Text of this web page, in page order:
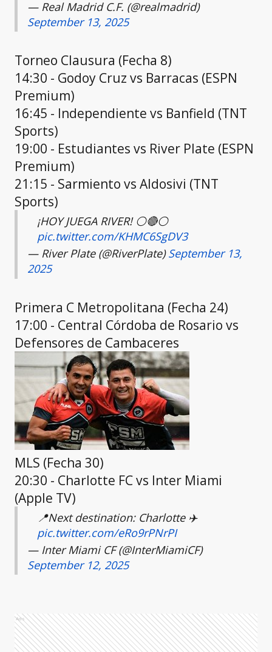
— Real Madrid C.F. (@realmadrid)
September 13, 2025
Torneo Clausura (Fecha 8)
14:30 - Godoy Cruz vs Barracas (ESPN
Premium)
16:45 - Independiente vs Banfield (TNT
Sports)
19:00 - Estudiantes vs River Plate (ESPN
Premium)
21:15 - Sarmiento vs Aldosivi (TNT
Sports)
¡HOY JUEGA RIVER! ⚪🔴⚪
pic.twitter.com/KHMC6SgDV3
— River Plate (@RiverPlate)September 13,
2025
Primera C Metropolitana (Fecha 24)
17:00 - Central Córdoba de Rosario vs
Defensores de Cambaceres
MLS (Fecha 30)
20:30 - Charlotte FC vs Inter Miami
(Apple TV)
📍Next destination: Charlotte ✈️
pic.twitter.com/eRo9rPNrPI
— Inter Miami CF (@InterMiamiCF)
September 12, 2025
Ads